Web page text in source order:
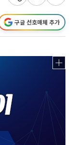
구글 선호매체 추가